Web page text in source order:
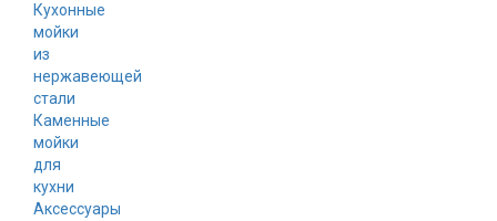
Кухонные
мойки
из
нержавеющей
стали
Каменные
мойки
для
кухни
Аксессуары